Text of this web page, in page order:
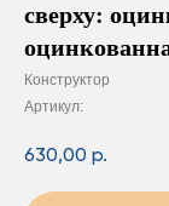
сверху:
Конструктор
Артикул:
630,00 р.